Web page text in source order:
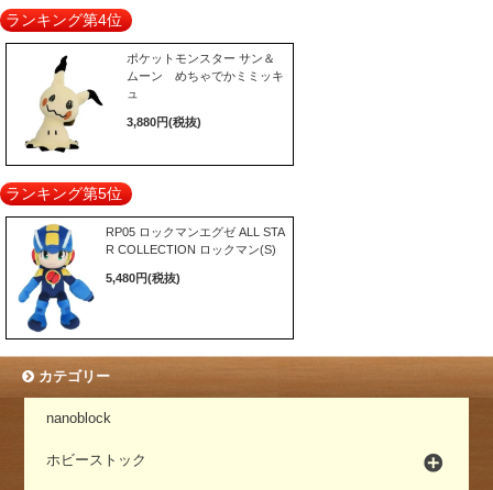
ランキング第4位
ポケットモンスター サン＆
ムーン めちゃでかミミッキ
ュ
3,880円(税抜)
ランキング第5位
RP05 ロックマンエグゼ ALL STA
R COLLECTION ロックマン(S)
5,480円(税抜)
カテゴリー
nanoblock
ホビーストック